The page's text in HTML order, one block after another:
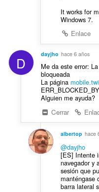
It works for
Windows 7.
Enlace
D dayjho hace 6 años
Me da este error:
bloqueada
La página
Alguien me ayuda?
Cerrar
albertop hace
@dayjho
[ES] Intente
navegador y
sesión que
manténgase
barra lateral